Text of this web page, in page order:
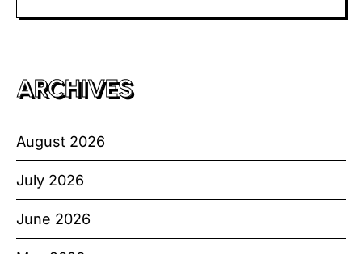
ARCHIVES
August 2026
July 2026
June 2026